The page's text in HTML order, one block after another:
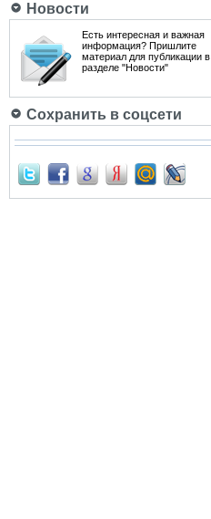
Новости
Есть интересная и важная
информация? Пришлите
материал для публикации в
разделе "Новости"
Сохранить в соцсети